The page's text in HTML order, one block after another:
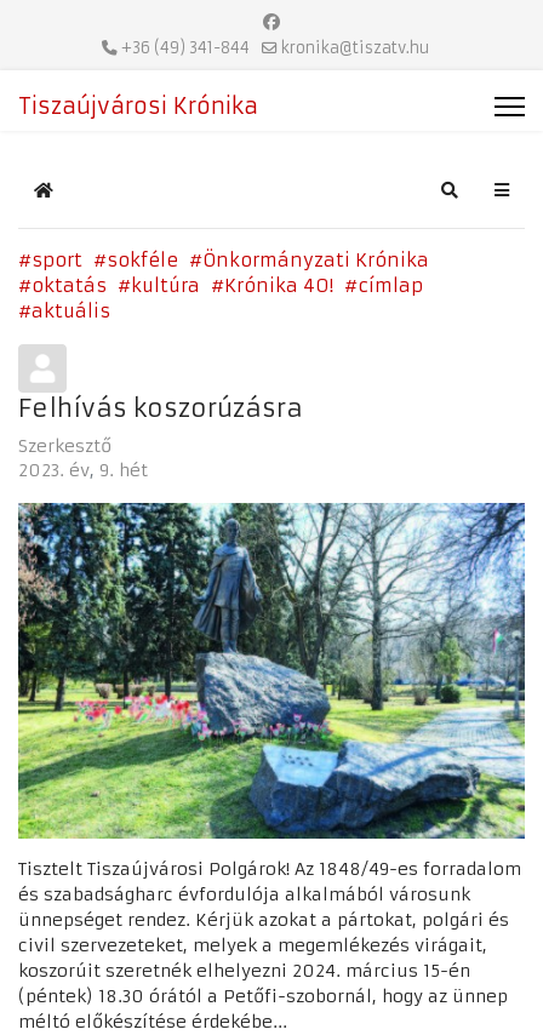
+36 (49) 341-844 kronika@tiszatv.hu
Tiszaújvárosi Krónika
Home Search
sport sokféle
Önkormányzati Krónika
oktatás
kultúra Krónika 40!
címlap
aktuális
Felhívás koszorúzásra
Szerkesztő
2023. év 9. hét
Tisztelt Tiszaújvárosi Polgárok! Az 1848/49-es forradalom
és szabadságharc évfordulója alkalmából városunk
ünnepséget rendez. Kérjük azokat a pártokat, polgári és
civil szervezeteket, melyek a megemlékezés virágait,
koszorúit szeretnék elhelyezni 2024. március 15-én
(péntek) 18.30 órától a Petőfi-szobornál, hogy az ünnep
méltó előkészítése érdekébe...